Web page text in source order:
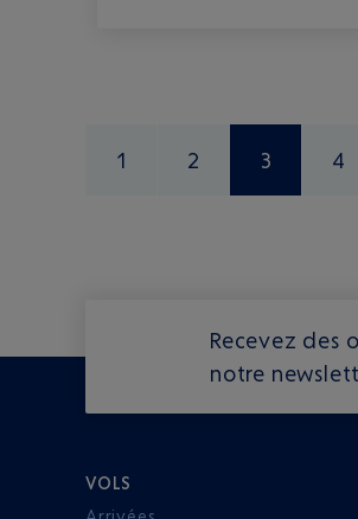
1 2 3 4
Recevez des
notre
VOLS